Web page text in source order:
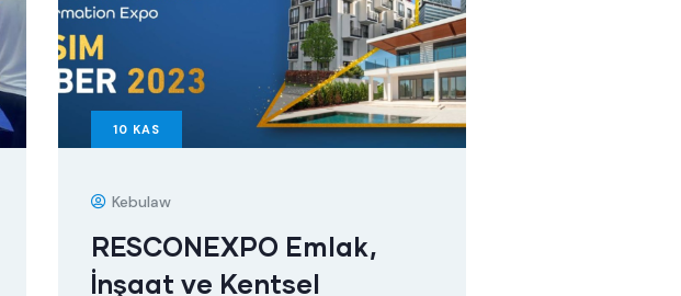
10 KAS
Kebulaw
RESCONEXPO Emlak,
İnşaat ve Kentsel